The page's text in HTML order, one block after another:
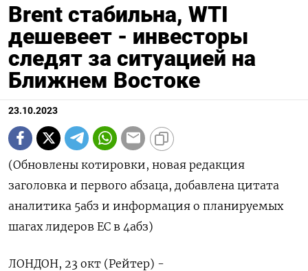
Brent стабильна, WTI
дешевеет - инвесторы
следят за ситуацией на
Ближнем Востоке
23.10.2023
(Обновлены котировки, новая редакция
заголовка и первого абзаца, добавлена цитата
аналитика 5абз и информация о планируемых
шагах лидеров ЕС в 4абз)
ЛОНДОН, 23 окт (Рейтер) -